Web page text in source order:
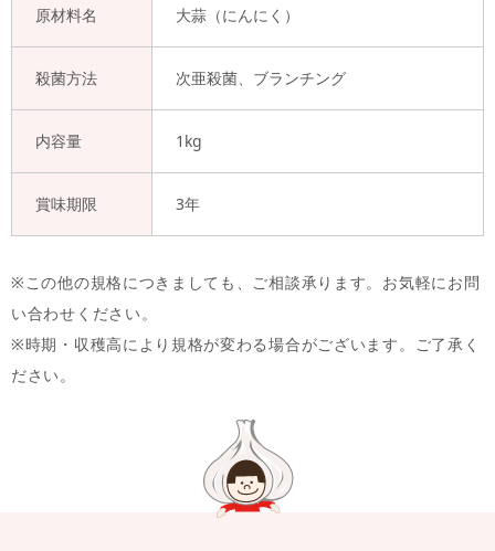
原材料名 大蒜（にんにく）
殺菌方法 次亜殺菌、ブランチング
内容量 1kg
賞味期限 3年
※この他の規格につきましても、ご相談承ります。お気軽にお問
い合わせください。
※時期・収穫高により規格が変わる場合がございます。ご了承く
ださい。